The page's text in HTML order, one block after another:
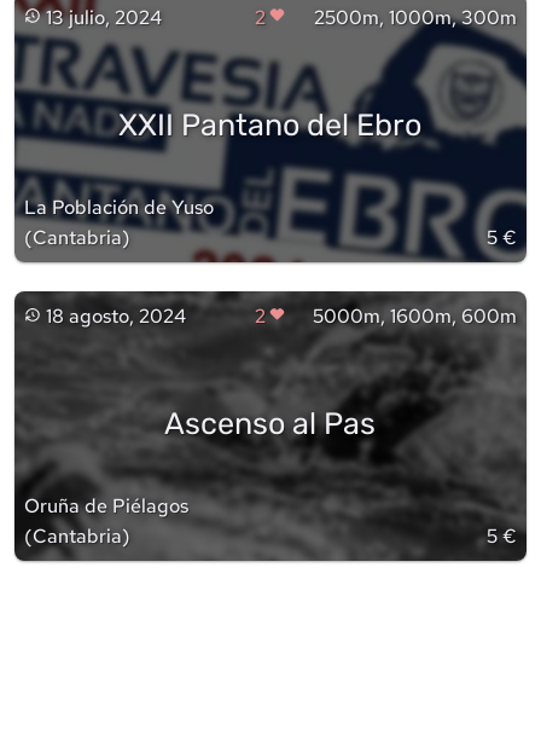
13 julio, 2024 2 2500m, 1000m, 300m
XXII Pantano del Ebro
La Población de Yuso
(Cantabria) 5 €
18 agosto, 2024 2 5000m, 1600m, 600m
Ascenso al Pas
Oruña de Piélagos
(Cantabria) 5 €